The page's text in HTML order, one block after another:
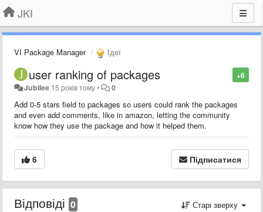
JKI
VI Package Manager Ідеї
+6
user ranking of packages
Jubilee 15 років тому• 0
Add 0-5 stars field to packages so users could rank the packages
and even add comments, like in amazon, letting the community
know how they use the package and how it helped them.
6 Підписатися
Відповіді 0 Старі зверху